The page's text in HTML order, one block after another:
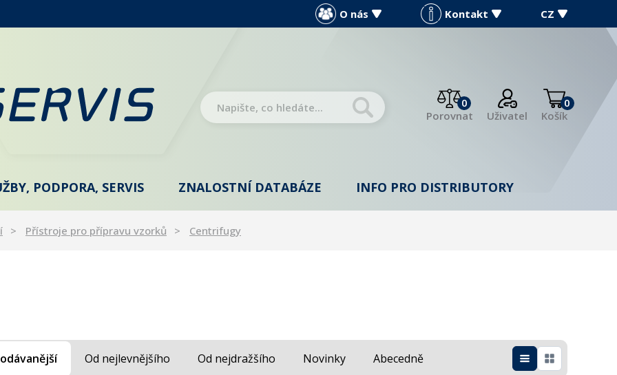
O nás Kontakt CZ
0
Porovnat
Uživatel
0
Košík
PODPORA, SERVIS ZNALOSTNÍ DATABÁZE INFO PRO DISTRIBUTORY
Přístroje pro přípravu vzorků Centrifugy
Od nejlevnějšího Od nejdražšího Novinky Abecedně